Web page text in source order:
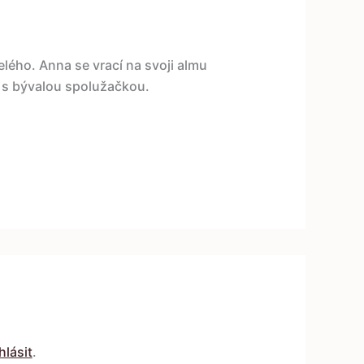
Anna se vrací na svoji almu
bývalou spolužačkou.
.